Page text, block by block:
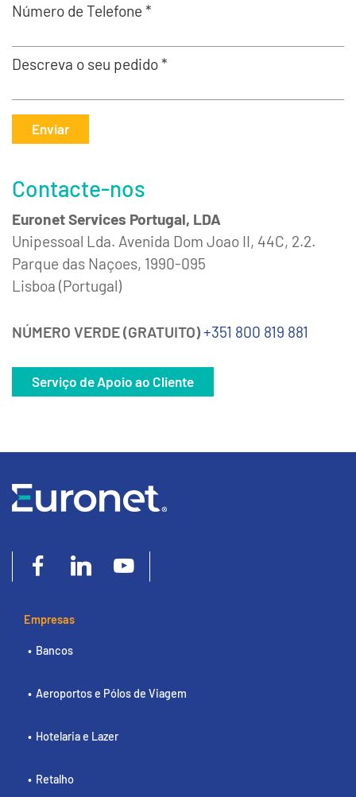
Número de Telefone *
Descreva o seu pedido *
Enviar
Contacte-nos
Euronet Services Portugal, LDA
Unipessoal Lda. Avenida Dom Joao II, 44C, 2.2.
Parque das Naçoes, 1990-095
Lisboa (Portugal)
NÚMERO VERDE (GRATUITO)+351 800 819 881
Serviço de Apoio ao Cliente
Empresas
Bancos
Aeroportos e Pólos de Viagem
Hotelaria e Lazer
Retalho